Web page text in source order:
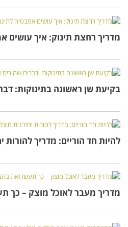
מדריך רחצת תינוק: איך עושים
בקיעת שן ראשונה בתינוקות:
להיות חד הוריים: מדריך להורות
מדריך מעבר לאוכל מוצק – כך